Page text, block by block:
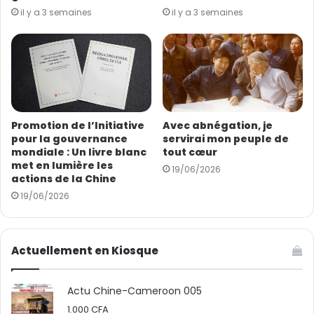
d’aménagement du poste de péage numérique se
poursuivent au point d’accès à cette première section
autoroutière, apprend-on du MINTP. Une
communication entre la Nationale N°03 et le nouvel
axe autoroutier sera établie sous forme d’un
périphérique à deux voies au niveau du carrefour
Boumnyebel.
Sandrine Namen
a
l
il y a 3 semaines il y a 3 semaines
Promotion de l’Initiative
pour la gouvernance
mondiale : Un livre blanc
met en lumière les
actions de la Chine
19/06/2026
Avec abnégation, je
servirai mon peuple de
tout cœur
19/06/2026
Actuellement en Kiosque
Actu Chine-Cameroon 005
1.000 CFA